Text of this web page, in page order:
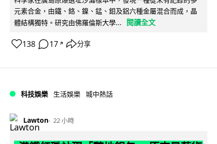
元素合金，由鐵、鉻、鎳、錳、鉬及鋁六種金屬混合而成，晶
體結構獨特。研究由佛羅倫斯大學...
閱讀全文
138 17 ↗ 分享
科技娛樂 生活娛樂 城中熱話
Lawton 22 小時